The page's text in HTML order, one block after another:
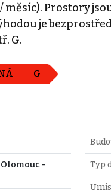
měsíc). Prostory
je
G.
G
-
Typ